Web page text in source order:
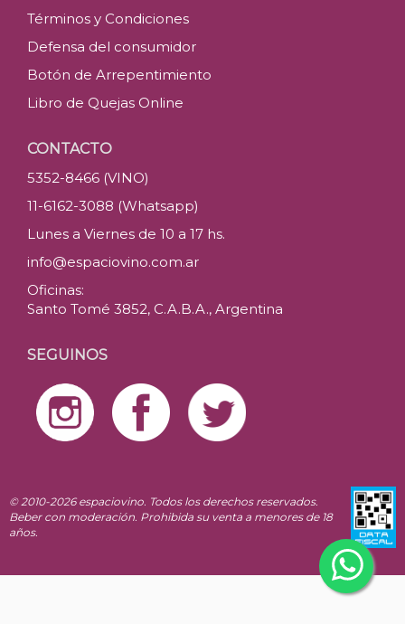
Términos y Condiciones
Defensa del consumidor
Botón de Arrepentimiento
Libro de Quejas Online
CONTACTO
5352-8466 (VINO)
11-6162-3088 (Whatsapp)
Lunes a Viernes de 10 a 17 hs.
info@espaciovino.com.ar
Oficinas:
Santo Tomé 3852, C.A.B.A., Argentina
SEGUINOS
© 2010-2026 espaciovino. Todos los derechos reservados.
Beber con moderación. Prohibida su venta a menores de 18
años.